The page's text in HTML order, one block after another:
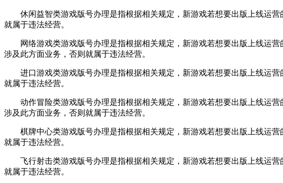
休闲益智类游戏版号办理是指根据相关规定，新游戏若想要出版上线运
就属于违法经营。
网络游戏类游戏版号办理是指根据相关规定，新游戏若想要出版上线运
涉及此方面业务，否则就属于违法经营。
进口游戏类游戏版号办理是指根据相关规定，新游戏若想要出版上线运
就属于违法经营。
动作冒险类游戏版号办理是指根据相关规定，新游戏若想要出版上线运
涉及此方面业务，否则就属于违法经营。
棋牌中心类游戏版号办理是指根据相关规定，新游戏若想要出版上线运
就属于违法经营。
飞行射击类游戏版号办理是指根据相关规定，新游戏若想要出版上线运
就属于违法经营。